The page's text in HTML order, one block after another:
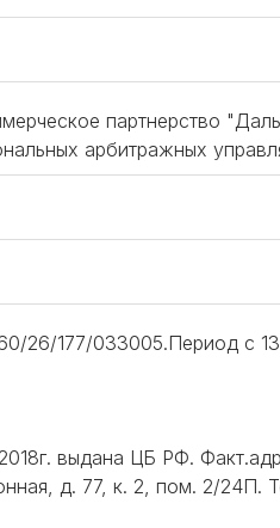
партнерство
арбитражных
177/033005.Период с
выдана ЦБ РФ.
д. 77, к. 2, пом. 2/24П.